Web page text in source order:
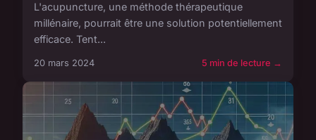
L'acupuncture, une méthode thérapeutique
millénaire, pourrait être une solution potentiellement
efficace. Tent...
20 mars 2024 5 min de lecture →